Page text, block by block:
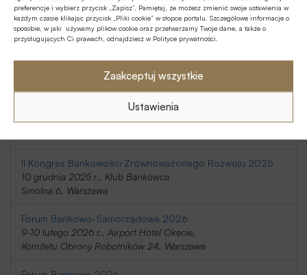
preferencje i wybierz przycisk „Zapisz”. Pamiętaj, że możesz zmienić swoje ustawienia w
każdym czasie klikając przycisk „Pliki cookie” w stopce portalu. Szczegółowe informacje o
sposobie, w jaki używamy plików cookie oraz przetwarzamy Twoje dane, a także o
przysługujących Ci prawach, odnajdziesz w Polityce prywatności.
Zaakceptuj wszystkie
Ustawienia
20-21 listopada 2025 r., Holiday Inn
Telimeny 1, Józefów
Belwederska 23, Warszawa
9 grudnia 2025 r., Novotel Centrum,
II Kongres Bankowości Zrównoważonego Rozwoju 2025
10 grudnia 2025 r., Klub Bankowca
Smolna 6, Warszawa
Forum Bankowo-Samorządowe 2026
9-10 lutego 2026 r., Airport Hotel Okęcie,
Komitetu Obrony Robotników 24, Warszawa